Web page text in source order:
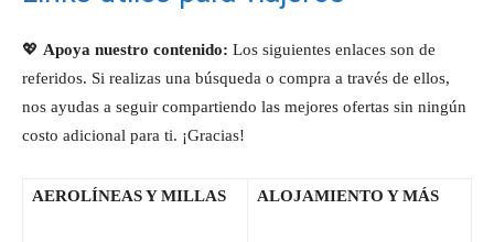
💖 Apoya nuestro contenido: Los siguientes enlaces son de
referidos. Si realizas una búsqueda o compra a través de ellos,
nos ayudas a seguir compartiendo las mejores ofertas sin ningún
costo adicional para ti. ¡Gracias!
AEROLÍNEAS Y MILLAS ALOJAMIENTO Y MÁS